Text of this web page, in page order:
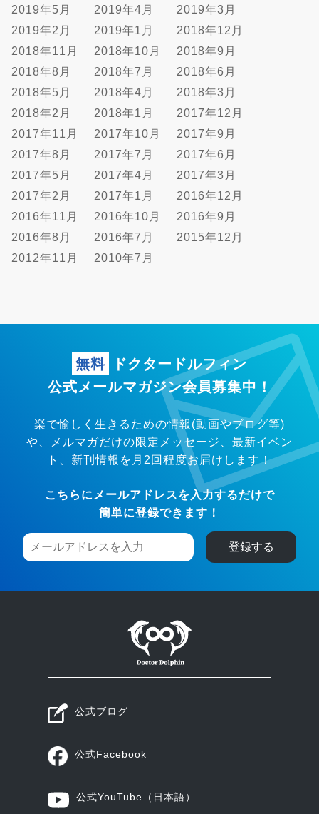
2019年5月
2019年4月
2019年3月
2019年2月
2019年1月
2018年12月
2018年11月
2018年10月
2018年9月
2018年8月
2018年7月
2018年6月
2018年5月
2018年4月
2018年3月
2018年2月
2018年1月
2017年12月
2017年11月
2017年10月
2017年9月
2017年8月
2017年7月
2017年6月
2017年5月
2017年4月
2017年3月
2017年2月
2017年1月
2016年12月
2016年11月
2016年10月
2016年9月
2016年8月
2016年7月
2015年12月
2012年11月
2010年7月
無料
ドクタードルフィン
公式メールマガジン会員募集中！
楽で愉しく生きるための情報(動画やブログ等)
や、メルマガだけの限定メッセージ、 最新イベン
ト、新刊情報を月2回程度お届けします！
こちらにメールアドレスを入力するだけで
簡単に登録できます！
公式ブログ
公式Facebook
公式YouTube （日本語）